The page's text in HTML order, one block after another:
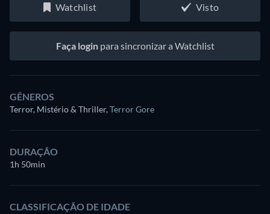
Watchlist Visto
Faça loginpara sincronizar a Watchlist
GÊNEROS
Terror, Mistério & Thriller,Terror Gore
DURAÇÃO
1h 50min
CLASSIFICAÇÃO DE IDADE